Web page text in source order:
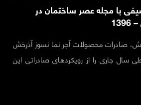
با مجله عصر ساختمان در
صادرات محصولات آجر نما نسوز آذرخش
جاری را از رویکردهای صادراتی این